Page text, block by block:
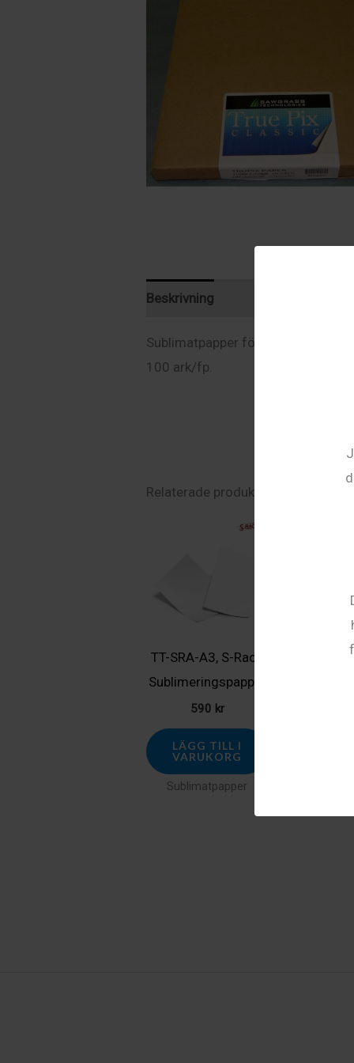
Beskrivning
Sublimatpapper för
100 ark/fp.
Relaterade produkter
TT-SRA-A3, S-Race
Sublimeringspapper
590 kr
LÄGG TILL I
VARUKORG
Sublimatpapper
SP-A3